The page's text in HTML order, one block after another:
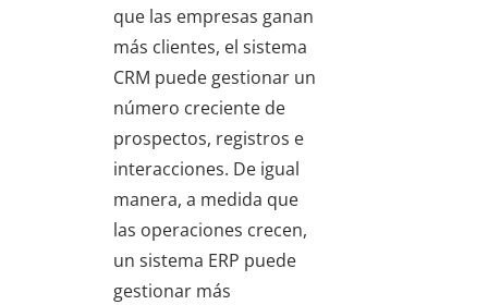
que las empresas ganan
más clientes, el sistema
CRM puede gestionar un
número creciente de
prospectos, registros e
interacciones. De igual
manera, a medida que
las operaciones crecen,
un sistema ERP puede
gestionar más